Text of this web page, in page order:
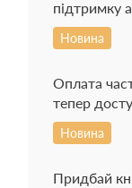
підтримку
Новина
Оплата
тепер
Новина
Придбай